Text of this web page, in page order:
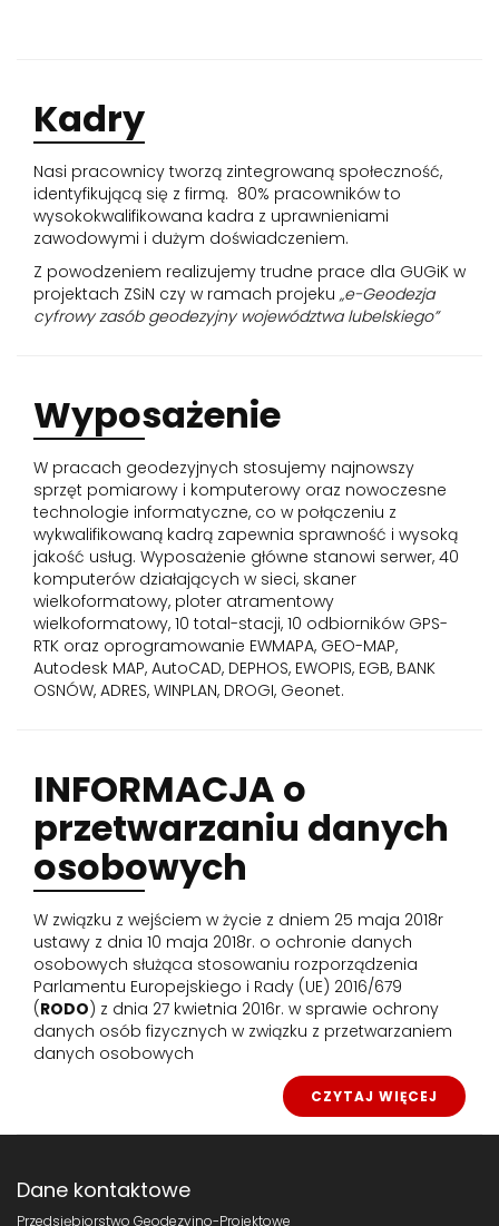
Kadry
Nasi pracownicy tworzą zintegrowaną społeczność,
identyfikującą się z firmą. 80% pracowników to
wysokokwalifikowana kadra z uprawnieniami
zawodowymi i dużym doświadczeniem.
Z powodzeniem realizujemy trudne prace dla GUGiK w
projektach ZSiN czy w ramach projeku „e-Geodezja
cyfrowy zasób geodezyjny województwa lubelskiego”
Wyposażenie
W pracach geodezyjnych stosujemy najnowszy
sprzęt pomiarowy i komputerowy oraz nowoczesne
technologie informatyczne, co w połączeniu z
wykwalifikowaną kadrą zapewnia sprawność i wysoką
jakość usług. Wyposażenie główne stanowi serwer, 40
komputerów działających w sieci, skaner
wielkoformatowy, ploter atramentowy
wielkoformatowy, 10 total-stacji, 10 odbiorników GPS-
RTK oraz oprogramowanie EWMAPA, GEO-MAP,
Autodesk MAP, AutoCAD, DEPHOS, EWOPIS, EGB, BANK
OSNÓW, ADRES, WINPLAN, DROGI, Geonet.
INFORMACJA o
przetwarzaniu danych
osobowych
W związku z wejściem w życie z dniem 25 maja 2018r
ustawy z dnia 10 maja 2018r. o ochronie danych
osobowych służąca stosowaniu rozporządzenia
Parlamentu Europejskiego i Rady (UE) 2016/679
(RODO) z dnia 27 kwietnia 2016r. w sprawie ochrony
danych osób fizycznych w związku z przetwarzaniem
danych osobowych
CZYTAJ WIĘCEJ
Dane kontaktowe
Przedsiębiorstwo Geodezyjno-Projektowe